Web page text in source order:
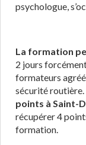
psychologue,
La formation
2 jours
formateurs
sécurité routière.
points à Saint-
récupérer 4
formation.